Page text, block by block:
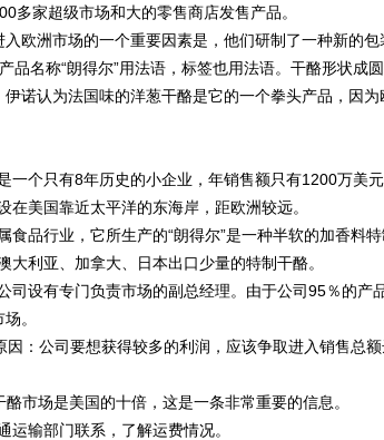
多家超级市场和大的零售商店发售产品。
洲市场的一个重要因素是，他们研制了一种新的包
品名称“朗得尔”用法语，标签也用法语。干酪形状成
伊诺认为法国味的洋葱干酪是它的一个拳头产品，因
个只有8年历史的小企业，年销售额只有1200万美
美国靠近太平洋的东海岸，距欧洲较远。
品行业，它所生产的“朗得尔”是一种半软的加香料
利亚、加拿大、日本出口少量的特制干酪。
设有专门负责市场的副总经理。由于公司95％的产
场。
：公司要想获得较多的利润，应该争取进入销售总
市场是美国的十倍，这是一条非常重要的信息。
运输部门联系，了解运费情况。